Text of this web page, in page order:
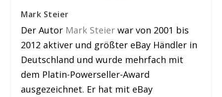
Mark Steier
Der Autor Mark Steier war von 2001 bis
2012 aktiver und größter eBay Händler in
Deutschland und wurde mehrfach mit
dem Platin-Powerseller-Award
ausgezeichnet. Er hat mit eBay